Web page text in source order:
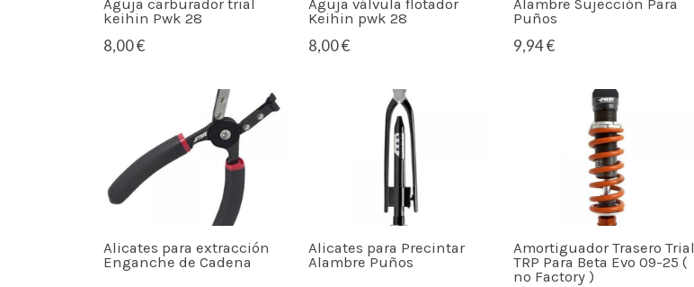
Aguja carburador trial
keihin Pwk 28
8,00 €
Aguja válvula flotador
Keihin pwk 28
8,00 €
Alambre Sujección Para
Puños
9,94 €
Alicates para extracción
Enganche de Cadena
Alicates para Precintar
Alambre Puños
Amortiguador Trasero Trial
TRP Para Beta Evo 09-25 (
no Factory )